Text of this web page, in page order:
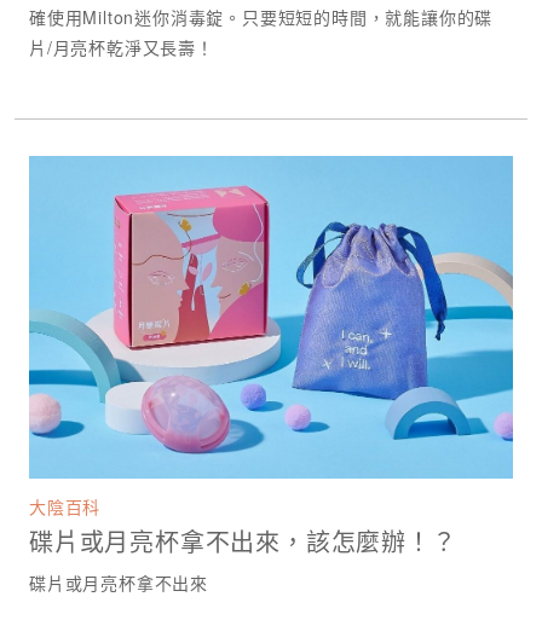
確使用Milton迷你消毒錠。只要短短的時間，就能讓你的碟
片/月亮杯乾淨又長壽！ ​
大陰百科
碟片或月亮杯拿不出來，該怎麼辦！？
碟片或月亮杯拿不出來